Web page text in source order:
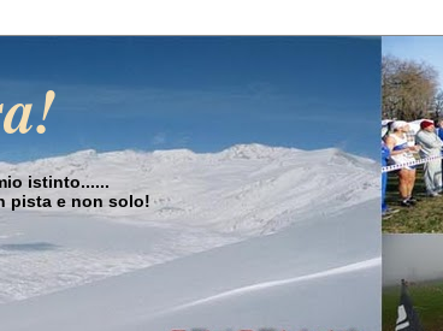
istinto......
pista e non solo!